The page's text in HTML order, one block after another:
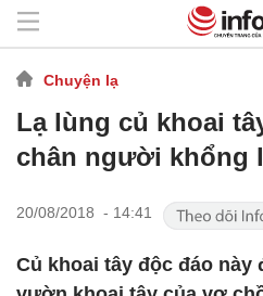
Chuyện lạ
Lạ lùng củ khoai
chân người khổng
20/08/2018 - 14:41
Củ khoai tây độc đáo